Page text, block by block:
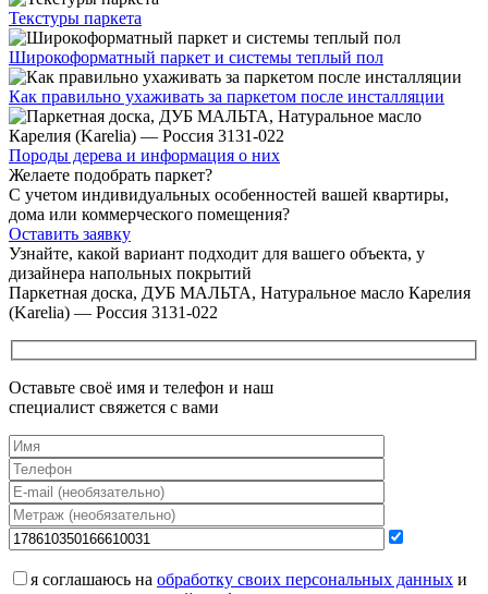
Текстуры паркета
Широкоформатный паркет и системы теплый пол
Как правильно ухаживать за паркетом после инсталляции
Породы дерева и информация о них
Желаете подобрать паркет?
С учетом индивидуальных особенностей вашей квартиры,
дома или коммерческого помещения?
Оставить заявку
Узнайте, какой вариант подходит для вашего объекта, у
дизайнера напольных покрытий
Паркетная доска, ДУБ МАЛЬТА, Натуральное масло Карелия
(Karelia) — Россия 3131-022
Оставьте своё имя и телефон и наш
специалист свяжется с вами
я соглашаюсь на обработку своих персональных данных и